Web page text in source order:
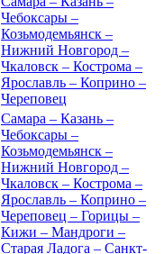
Чебоксары –
Козьмодемьянск –
Нижний Новгород –
Чкаловск – Кострома –
Ярославль – Коприно –
Череповец
Самара – Казань –
Чебоксары –
Козьмодемьянск –
Нижний Новгород –
Чкаловск – Кострома –
Ярославль – Коприно –
Череповец – Горицы –
Кижи – Мандроги –
Старая Ладога – Санкт-